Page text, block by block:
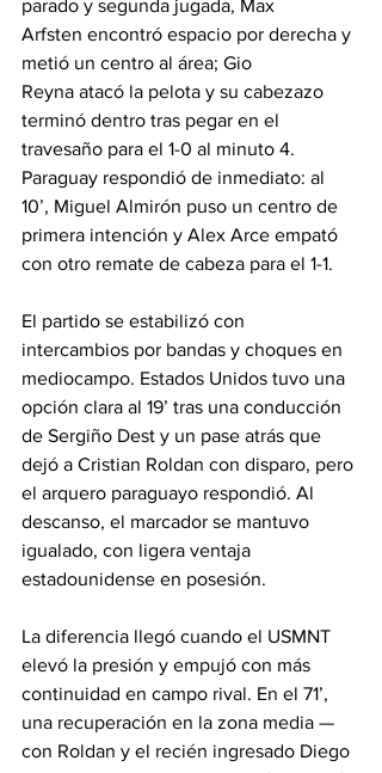
parado y segunda jugada, Max
Arfsten encontró espacio por derecha y
metió un centro al área; Gio
Reyna atacó la pelota y su cabezazo
terminó dentro tras pegar en el
travesaño para el 1-0 al minuto 4.
Paraguay respondió de inmediato: al
10’, Miguel Almirón puso un centro de
primera intención y Alex Arce empató
con otro remate de cabeza para el 1-1.
El partido se estabilizó con
intercambios por bandas y choques en
mediocampo. Estados Unidos tuvo una
opción clara al 19’ tras una conducción
de Sergiño Dest y un pase atrás que
dejó a Cristian Roldan con disparo, pero
el arquero paraguayo respondió. Al
descanso, el marcador se mantuvo
igualado, con ligera ventaja
estadounidense en posesión.
La diferencia llegó cuando el USMNT
elevó la presión y empujó con más
continuidad en campo rival. En el 71’,
una recuperación en la zona media —
con Roldan y el recién ingresado Diego